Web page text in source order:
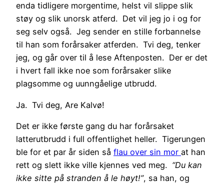
enda tidligere morgentime, helst vil slippe slik
støy og slik unorsk atferd. Det vil jeg jo i og for
seg selv også. Jeg sender en stille forbannelse
til han som forårsaker atferden. Tvi deg, tenker
jeg, og går over til å lese Aftenposten. Der er det
i hvert fall ikke noe som forårsaker slike
plagsomme og uunngåelige utbrudd.
Ja. Tvi deg, Are Kalvø!
Det er ikke første gang du har forårsaket
latterutbrudd i full offentlighet heller. Tigerungen
ble for et par år siden så flau over sin mor at han
rett og slett ikke ville kjennes ved meg. “Du kan
ikke sitte på stranden å le høyt!”, sa han, og